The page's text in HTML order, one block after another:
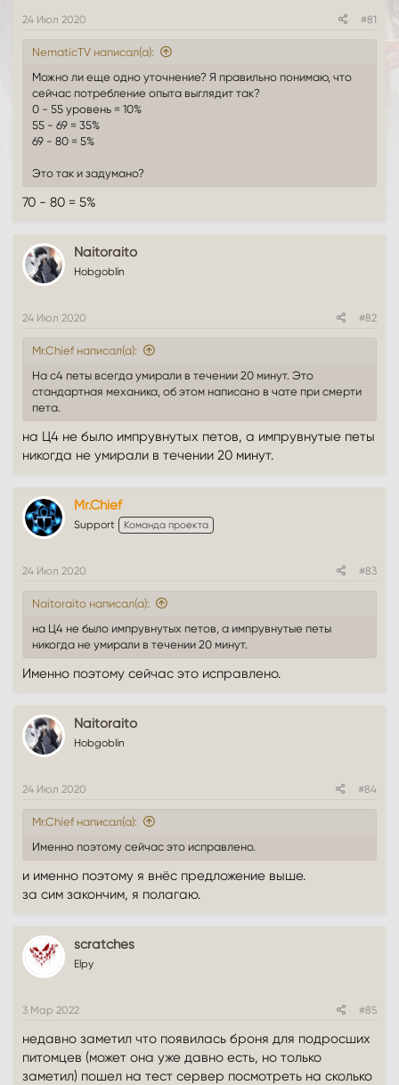
ы
л
24 Июл 2020 #81
NematicTV написал(а):
Можно ли еще одно уточнение? Я правильно понимаю, что
сейчас потребление опыта выглядит так?
0 - 55 уровень = 10%
55 - 69 = 35%
69 - 80 = 5%
Это так и задумано?
70 - 80 = 5%
Naitoraito
Hobgoblin
24 Июл 2020 #82
Mr.Chief написал(а):
На с4 петы всегда умирали в течении 20 минут. Это
стандартная механика, об этом написано в чате при смерти
пета.
на Ц4 не было импрувнутых петов, а импрувнутые петы
никогда не умирали в течении 20 минут.
Mr.Chief
Support Команда проекта
24 Июл 2020 #83
Naitoraito написал(а):
на Ц4 не было импрувнутых петов, а импрувнутые петы
никогда не умирали в течении 20 минут.
Именно поэтому сейчас это исправлено.
Naitoraito
Hobgoblin
24 Июл 2020 #84
Mr.Chief написал(а):
Именно поэтому сейчас это исправлено.
и именно поэтому я внёс предложение выше.
за сим закончим, я полагаю.
scratches
Elpy
3 Мар 2022 #85
недавно заметил что появилась броня для подросших
питомцев (может она уже давно есть, но только
заметил) пошел на тест сервер посмотреть на сколько